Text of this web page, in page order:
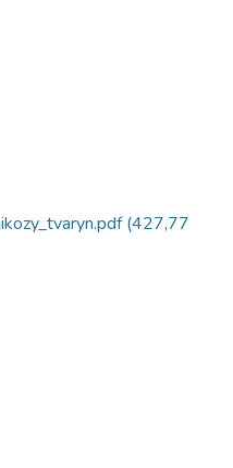
(427,77